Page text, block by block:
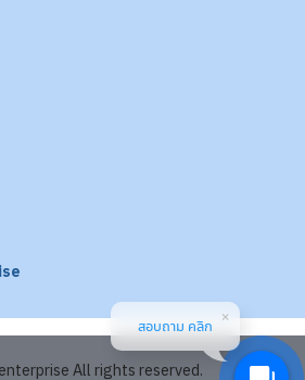
All rights reserved.
สอบถาม คลิก